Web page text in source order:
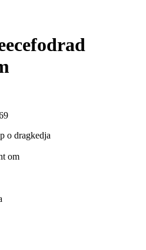
o dragkedja
om